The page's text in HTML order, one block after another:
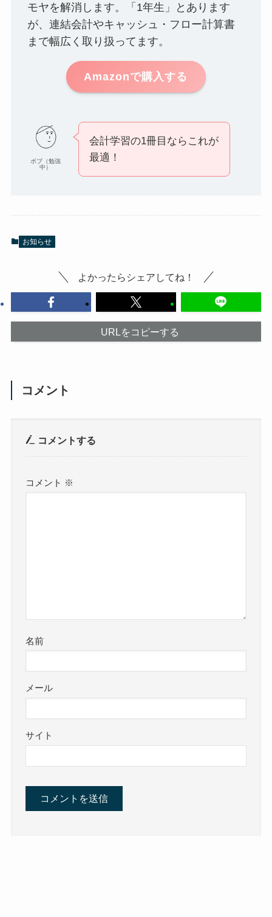
モヤを解消します。「1年生」とあります
が、連結会計やキャッシュ・フロー計算書
まで幅広く取り扱ってます。
Amazonで購入する
ボブ（勉強
中）
会計学習の1冊目ならこれが
最適！
お知らせ
よかったらシェアしてね！
URLをコピーする
コメント
コメントする
コメント ※
名前
メール
サイト